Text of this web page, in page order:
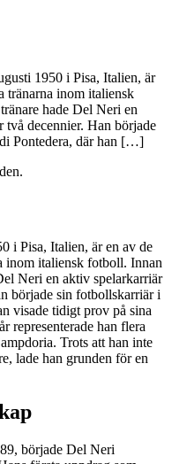
1950 i Pisa, Italien, är
tränarna inom italiensk
hade Del Neri en
två decennier. Han började
Pontedera, där han […]
i Pisa, Italien, är en av de
inom italiensk fotboll. Innan
Neri en aktiv spelarkarriär
började sin fotbollskarriär i
visade tidigt prov på sina
representerade han flera
Trots att han inte
lade han grunden för en
började Del Neri